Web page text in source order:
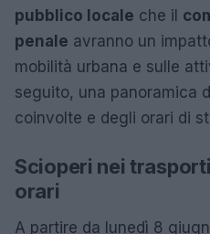
pubblico locale che il
penale avranno un
mobilità urbana e sulle
seguito, una panoramica
coinvolte e degli orari di
Scioperi nei
orari
A partire da lunedì 8